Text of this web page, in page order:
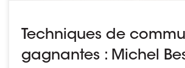
Techniques de
gagnantes : Michel